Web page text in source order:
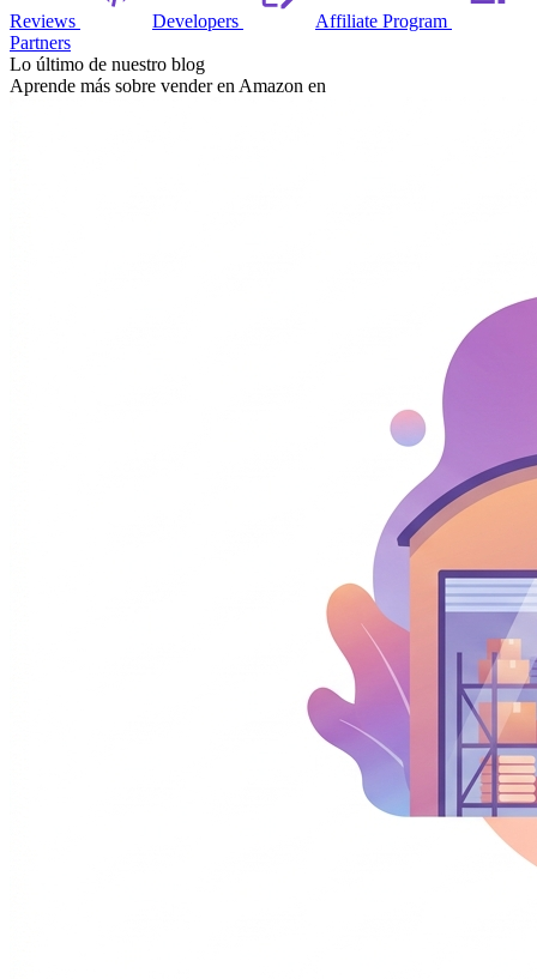
Reviews Developers
Affiliate Program
Partners
Lo último de nuestro blog
Aprende más sobre vender en Amazon en